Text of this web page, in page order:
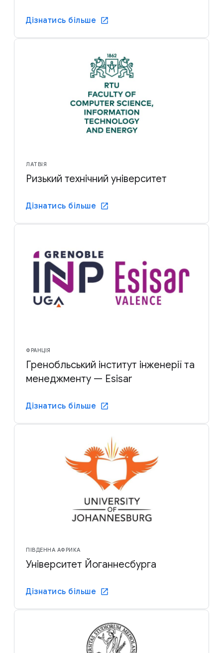
Дізнатись більше
ЛАТВІЯ
Ризький технічний університет
Дізнатись більше
ФРАНЦІЯ
Гренобльський інститут інженерії та
менеджменту — Esisar
Дізнатись більше
ПІВДЕННА АФРИКА
Університет Йоганнесбурга
Дізнатись більше